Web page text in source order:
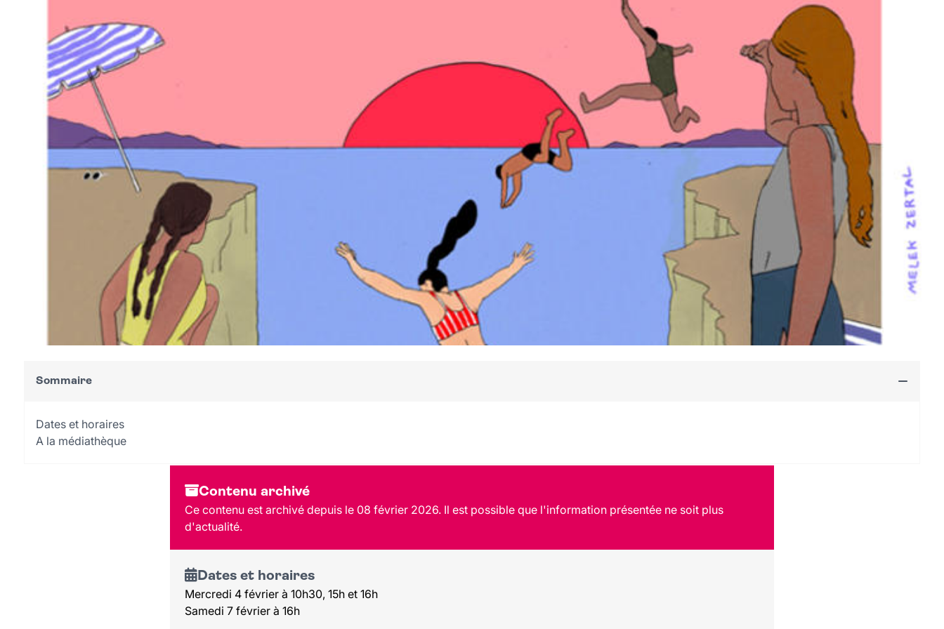
Sommaire
Dates et horaires
A la médiathèque
Contenu archivé
Ce contenu est archivé depuis le 08 février 2026. Il est possible que l'information présentée ne soit plus
d'actualité.
Dates et horaires
Mercredi 4 février à 10h30, 15h et 16h
Samedi 7 février à 16h